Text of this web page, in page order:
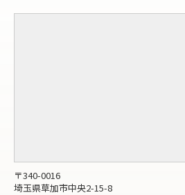
〒340-0016
埼玉県草加市中央2-15-8